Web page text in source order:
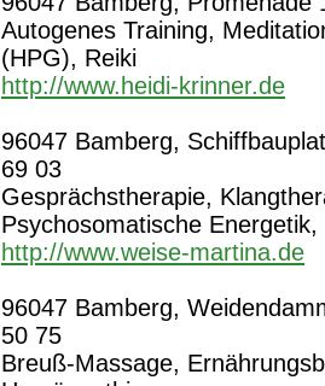
Autogenes Training,
(HPG), Reiki
http://www.heidi-krinner.de
96047 Bamberg,
69 03
Gesprächstherapie,
Psychosomatische
http://www.weise-martina.de
96047 Bamberg,
50 75
Breuß-Massage,